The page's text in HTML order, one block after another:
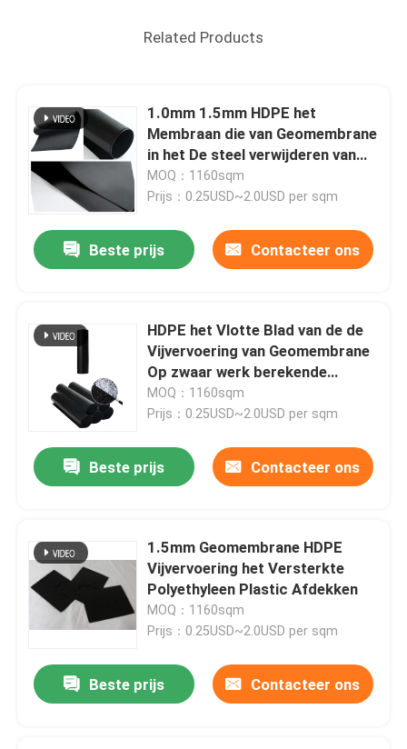
Related Products
1.0mm 1.5mm HDPE het
Membraan die van Geomembrane
in het De steel verwijderen van
Lekkage van Preventie gebruiken
MOQ：1160sqm
Prijs：0.25USD~2.0USD per sqm
Beste prijs Contacteer ons
HDPE het Vlotte Blad van de de
Vijvervoering van Geomembrane
Op zwaar werk berekende
Plastic voor Mijnbouw
MOQ：1160sqm
Prijs：0.25USD~2.0USD per sqm
Beste prijs Contacteer ons
1.5mm Geomembrane HDPE
Vijvervoering het Versterkte
Polyethyleen Plastic Afdekken
MOQ：1160sqm
Prijs：0.25USD~2.0USD per sqm
Beste prijs Contacteer ons